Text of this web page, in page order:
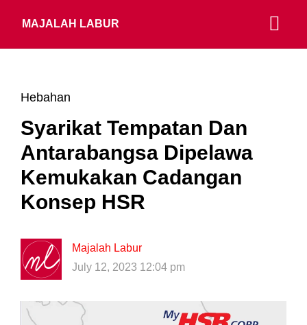
MAJALAH LABUR
Hebahan
Syarikat Tempatan Dan
Antarabangsa Dipelawa
Kemukakan Cadangan
Konsep HSR
Majalah Labur
July 12, 2023 12:04 pm